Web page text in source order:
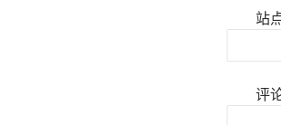
站
评